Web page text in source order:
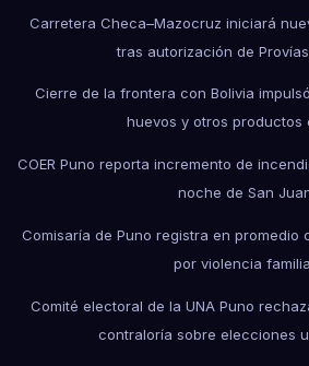
Carretera Checa–Mazocruz iniciará
tras autorización de
Cierre de la frontera con Bolivia
huevos y otros productos
COER Puno reporta incremento de
noche de San
Comisaría de Puno registra en promedio
por violencia
Comité electoral de la UNA Puno
contraloría sobre elecciones